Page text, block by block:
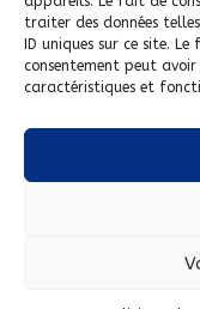
traiter des données
ID uniques sur ce site.
consentement peut
caractéristiques et
Mentions légales
Conditions
Politique de